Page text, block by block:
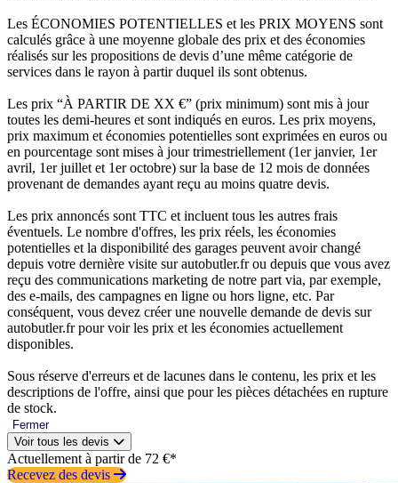
Les ÉCONOMIES POTENTIELLES et les PRIX MOYENS sont
calculés grâce à une moyenne globale des prix et des économies
réalisés sur les propositions de devis d’une même catégorie de
services dans le rayon à partir duquel ils sont obtenus.
Les prix “À PARTIR DE XX €” (prix minimum) sont mis à jour
toutes les demi-heures et sont indiqués en euros. Les prix moyens,
prix maximum et économies potentielles sont exprimées en euros ou
en pourcentage sont mises à jour trimestriellement (1er janvier, 1er
avril, 1er juillet et 1er octobre) sur la base de 12 mois de données
provenant de demandes ayant reçu au moins quatre devis.
Les prix annoncés sont TTC et incluent tous les autres frais
éventuels. Le nombre d'offres, les prix réels, les économies
potentielles et la disponibilité des garages peuvent avoir changé
depuis votre dernière visite sur autobutler.fr ou depuis que vous avez
reçu des communications marketing de notre part via, par exemple,
des e-mails, des campagnes en ligne ou hors ligne, etc. Par
conséquent, vous devez créer une nouvelle demande de devis sur
autobutler.fr pour voir les prix et les économies actuellement
disponibles.
Sous réserve d'erreurs et de lacunes dans le contenu, les prix et les
descriptions de l'offre, ainsi que pour les pièces détachées en rupture
de stock.
Fermer
Voir tous les devis
Actuellement à partir de 72 €*
Recevez des devis